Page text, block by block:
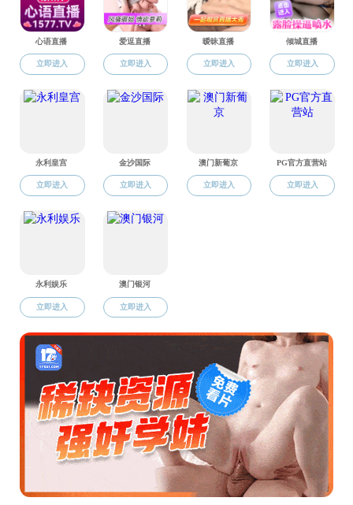
抗生素研究与再评价四川省重点实验室党支部
四川省抗感染药物创制工程研究中心党支部